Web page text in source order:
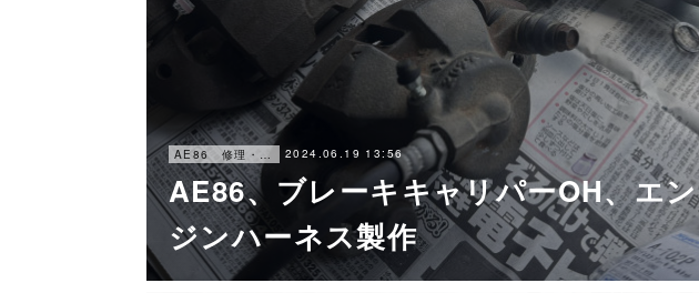
AE86 修理・メンテナンス 2024.06.19 13:56
AE86、ブレーキキャリパーOH、エン
ジンハーネス製作